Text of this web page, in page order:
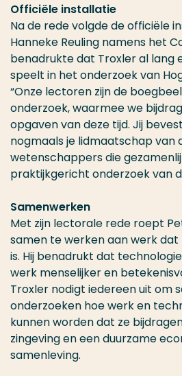
Officiële installatie
Na de rede volgde de officiële
Hanneke Reuling namens het
benadrukte dat Troxler al lang
speelt in het onderzoek van
“Onze lectoren zijn de
onderzoek, waarmee we
opgaven van deze tijd. Jij
nogmaals je lidmaatschap van
wetenschappers die
praktijkgericht onderzoek van
Samenwerken
Met zijn lectorale rede roept
samen te werken aan werk
is. Hij benadrukt dat
werk menselijker en
Troxler nodigt iedereen uit om
onderzoeken hoe werk en
kunnen worden dat ze
zingeving en een duurzame
samenleving.